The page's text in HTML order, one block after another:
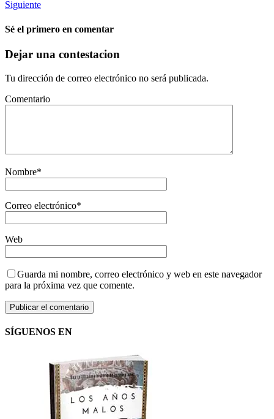
Siguiente
Sé el primero en comentar
Dejar una contestacion
Tu dirección de correo electrónico no será publicada.
Comentario
Nombre*
Correo electrónico*
Web
Guarda mi nombre, correo electrónico y web en este navegador
para la próxima vez que comente.
SÍGUENOS EN